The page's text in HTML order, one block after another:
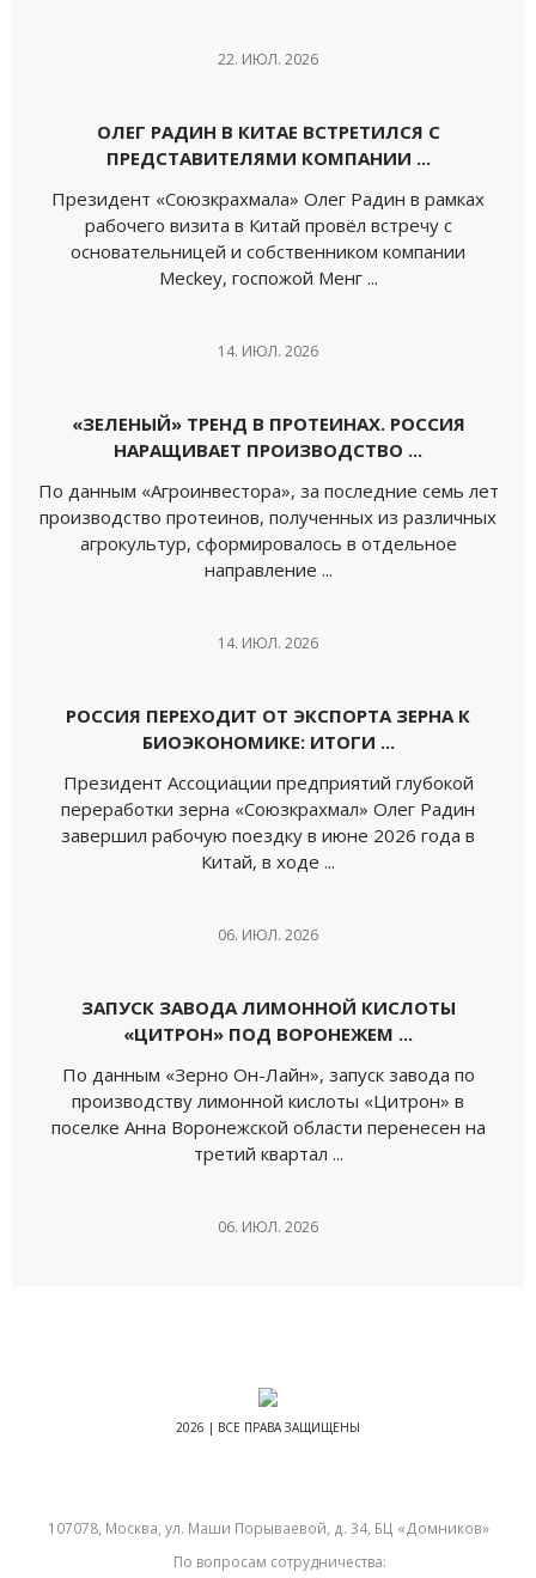
22. ИЮЛ. 2026
ОЛЕГ РАДИН В КИТАЕ ВСТРЕТИЛСЯ С
ПРЕДСТАВИТЕЛЯМИ КОМПАНИИ ...
Президент «Союзкрахмала» Олег Радин в рамках
рабочего визита в Китай провёл встречу с
основательницей и собственником компании
Meckey, госпожой Менг ...
14. ИЮЛ. 2026
«ЗЕЛЕНЫЙ» ТРЕНД В ПРОТЕИНАХ. РОССИЯ
НАРАЩИВАЕТ ПРОИЗВОДСТВО ...
По данным «Агроинвестора», за последние семь лет
производство протеинов, полученных из различных
агрокультур, сформировалось в отдельное
направление ...
14. ИЮЛ. 2026
РОССИЯ ПЕРЕХОДИТ ОТ ЭКСПОРТА ЗЕРНА К
БИОЭКОНОМИКЕ: ИТОГИ ...
Президент Ассоциации предприятий глубокой
переработки зерна «Союзкрахмал» Олег Радин
завершил рабочую поездку в июне 2026 года в
Китай, в ходе ...
06. ИЮЛ. 2026
ЗАПУСК ЗАВОДА ЛИМОННОЙ КИСЛОТЫ
«ЦИТРОН» ПОД ВОРОНЕЖЕМ ...
По данным «Зерно Он-Лайн», запуск завода по
производству лимонной кислоты «Цитрон» в
поселке Анна Воронежской области перенесен на
третий квартал ...
06. ИЮЛ. 2026
2026 | ВСЕ ПРАВА ЗАЩИЩЕНЫ
107078, Москва, ул. Маши Порываевой, д. 34, БЦ «Домников»
По вопросам сотрудничества: